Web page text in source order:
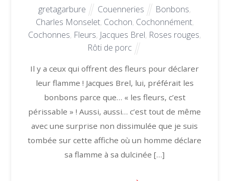
gretagarbure Couenneries Bonbons,
Charles Monselet, Cochon, Cochonnément,
Cochonnes, Fleurs, Jacques Brel, Roses rouges,
Rôti de porc
Il y a ceux qui offrent des fleurs pour déclarer
leur flamme ! Jacques Brel, lui, préférait les
bonbons parce que… « les fleurs, c’est
périssable » ! Aussi, aussi… c’est tout de même
avec une surprise non dissimulée que je suis
tombée sur cette affiche où un homme déclare
sa flamme à sa dulcinée […]